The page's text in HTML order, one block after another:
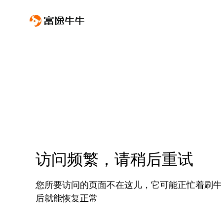
访问频繁，请稍后重试
您所要访问的页面不在这儿，它可能正忙着刷
后就能恢复正常